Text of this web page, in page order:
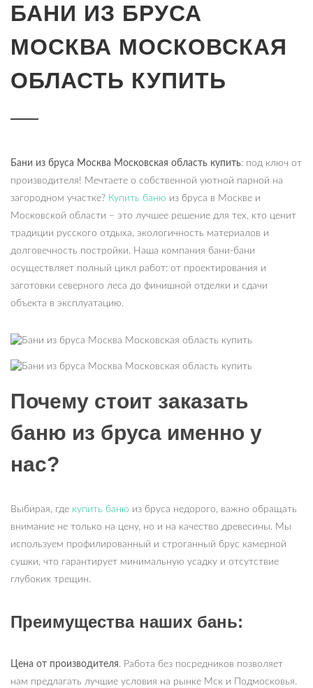
БАНИ ИЗ БРУСА
МОСКВА МОСКОВСКАЯ
ОБЛАСТЬ КУПИТЬ
Бани из бруса Москва Московская область купить: под ключ от
производителя! Мечтаете о собственной уютной парной на
загородном участке? Купить баню из бруса в Москве и
Московской области – это лучшее решение для тех, кто ценит
традиции русского отдыха, экологичность материалов и
долговечность постройки. Наша компания бани-бани
осуществляет полный цикл работ: от проектирования и
заготовки северного леса до финишной отделки и сдачи
объекта в эксплуатацию.
Почему стоит заказать
баню из бруса именно у
нас?
Выбирая, где купить баню из бруса недорого, важно обращать
внимание не только на цену, но и на качество древесины. Мы
используем профилированный и строганный брус камерной
сушки, что гарантирует минимальную усадку и отсутствие
глубоких трещин.
Преимущества наших бань:
Цена от производителя. Работа без посредников позволяет
нам предлагать лучшие условия на рынке Мск и Подмосковья.